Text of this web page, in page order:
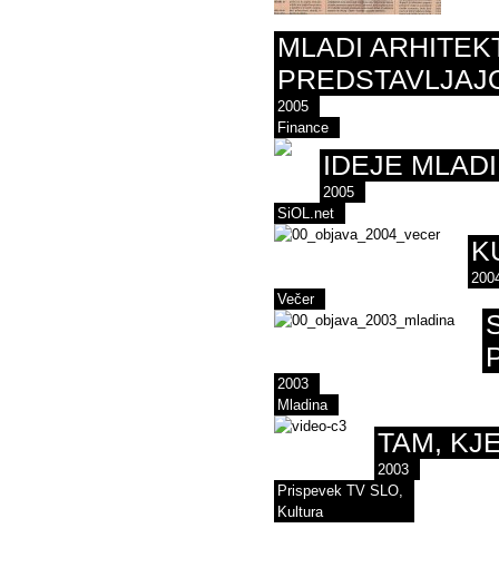
MLADI
2005
Finance
IDEJE
2005
SiOL.net
Večer
2003
Mladina
TAM,
2003
Prispevek TV SLO,
Kultura